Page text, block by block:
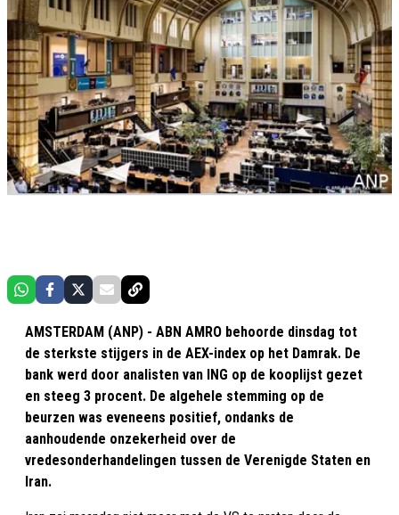
AMSTERDAM (ANP) - ABN AMRO behoorde dinsdag tot
de sterkste stijgers in de AEX-index op het Damrak. De
bank werd door analisten van ING op de kooplijst gezet
en steeg 3 procent. De algehele stemming op de
beurzen was eveneens positief, ondanks de
aanhoudende onzekerheid over de
vredesonderhandelingen tussen de Verenigde Staten en
Iran.